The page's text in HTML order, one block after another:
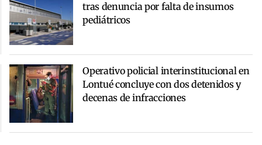
tras denuncia por falta de insumos
pediátricos
Operativo policial interinstitucional en
Lontué concluye con dos detenidos y
decenas de infracciones